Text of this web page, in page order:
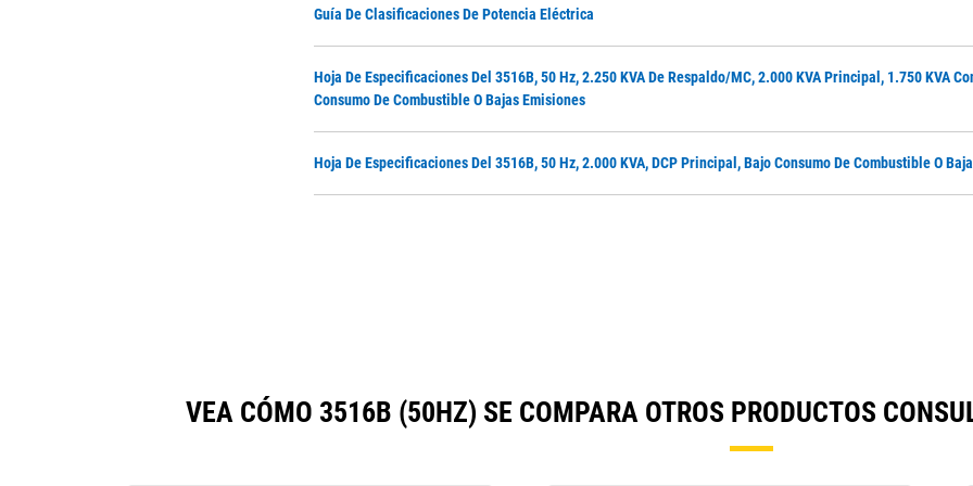
Guía De Clasificaciones De Potencia Eléctrica
Hoja De Especificaciones Del 3516B, 50 Hz, 2.250 KVA De Respaldo/MC, 2.000 KVA Principal, 1.750 KVA
Consumo De Combustible O Bajas Emisiones
Hoja De Especificaciones Del 3516B, 50 Hz, 2.000 KVA, DCP Principal, Bajo Consumo De Combustible O
VEA CÓMO 3516B (50HZ) SE COMPARA OTROS PRODUCTOS